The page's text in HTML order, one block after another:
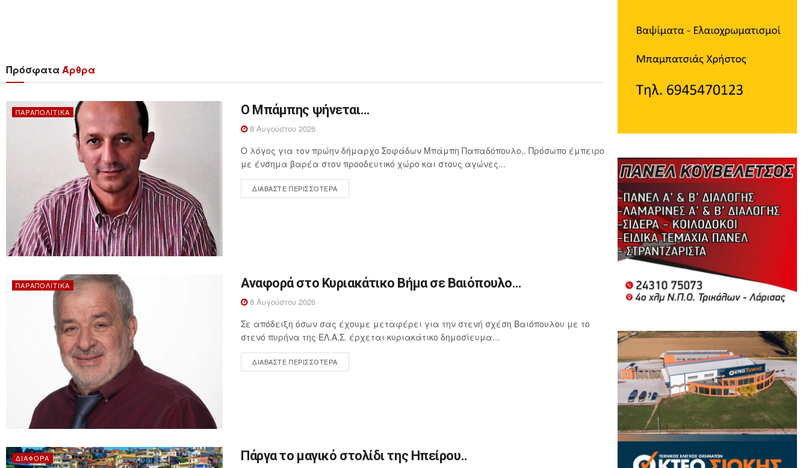
ΠρόσφαταΆρθρα
ΠΑΡΑΠΟΛΙΤΙΚΆ Ο Μπάμπης ψήνεται…
8 Αυγούστου 2026
Ο λόγος για τον πρώην δήμαρχο Σοφάδων Μπάμπη Παπαδόπουλο.. Πρόσωπο έμπειρο
με ένσημα βαρέα στον προοδευτικό χώρο και στους αγώνες...
ΔΙΑΒΆΣΤΕ ΠΕΡΙΣΣΌΤΕΡΑ
ΠΑΡΑΠΟΛΙΤΙΚΆ Αναφορά στο Κυριακάτικο Βήμα σε Βαιόπουλο…
8 Αυγούστου 2026
Σε απόδειξη όσων σας έχουμε μεταφέρει για την στενή σχέση Βαιόπουλου με το
στενό πυρήνα της ΕΛ.Α.Σ. έρχεται κυριακάτικο δημοσίευμα...
ΔΙΑΒΆΣΤΕ ΠΕΡΙΣΣΌΤΕΡΑ
ΔΙΆΦΟΡΑ Πάργα το μαγικό στολίδι της Ηπείρου..